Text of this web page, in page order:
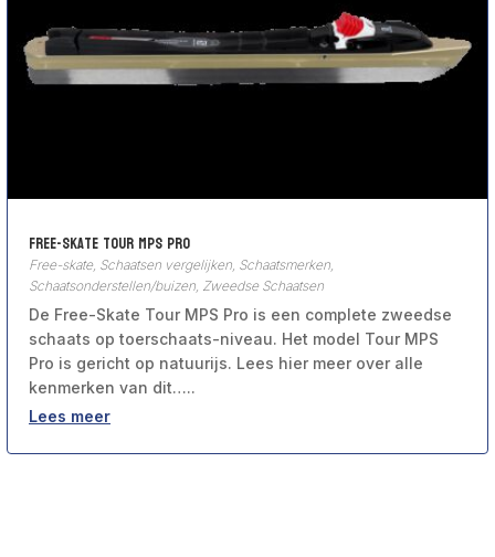
Free-Skate Tour MPS Pro
Free-skate, Schaatsen vergelijken Schaatsmerken
Schaatsonderstellen/buizen Zweedse Schaatsen
De Free-Skate Tour MPS Pro is een complete zweedse
schaats op toerschaats-niveau. Het model Tour MPS
Pro is gericht op natuurijs. Lees hier meer over alle
kenmerken van dit…..
Lees meer